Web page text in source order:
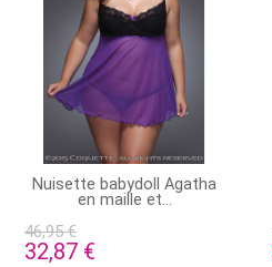
PRODUIT DISPONIBLE AVEC
D'AUTRES OPTIONS
Nuisette babydoll Agatha
en maille et...
46,95 €
32,87 €